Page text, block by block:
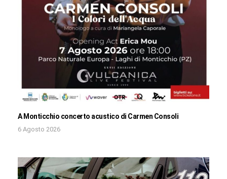
A Monticchio concerto acustico di Carmen Consoli
6 Agosto 2026